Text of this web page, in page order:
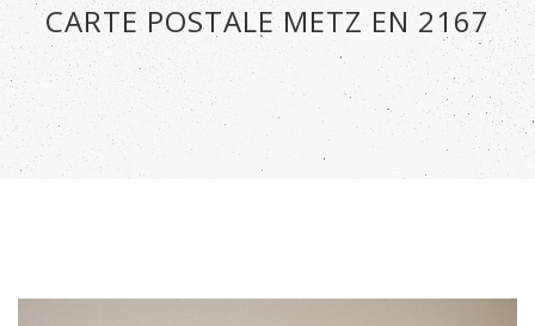
CARTE POSTALE METZ EN 2167